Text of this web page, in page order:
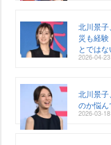
北川景
災も経
とではな
2026-04-23
北川景子
のか悩
2026-03-18